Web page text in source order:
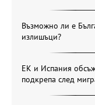
Възможно ли е
излишъци?
ЕК и Испания
подкрепа след